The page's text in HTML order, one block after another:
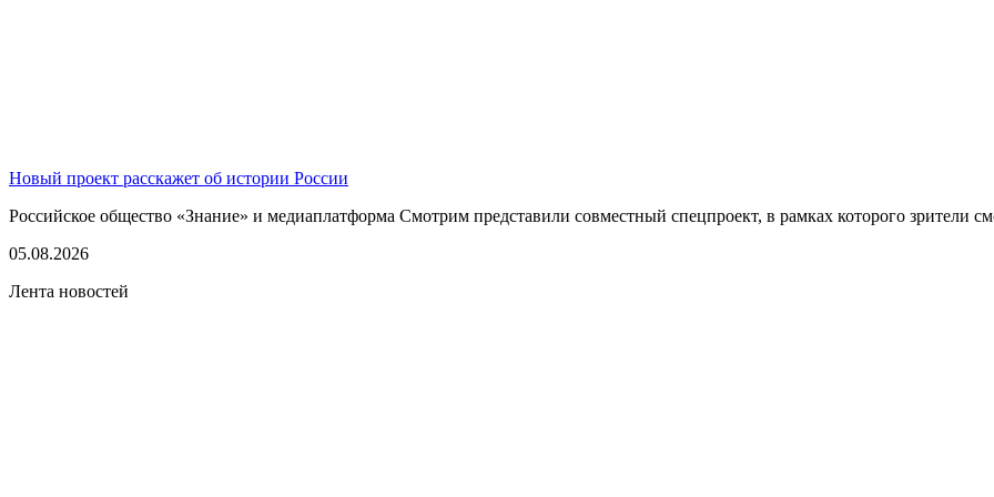
Новый проект расскажет об истории России
Российское общество «Знание» и медиаплатформа Смотрим представили совместный спецпроект, в рамках которого зрители
05.08.2026
Лента новостей